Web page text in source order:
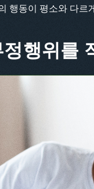
행동이 평소와 다
행위를